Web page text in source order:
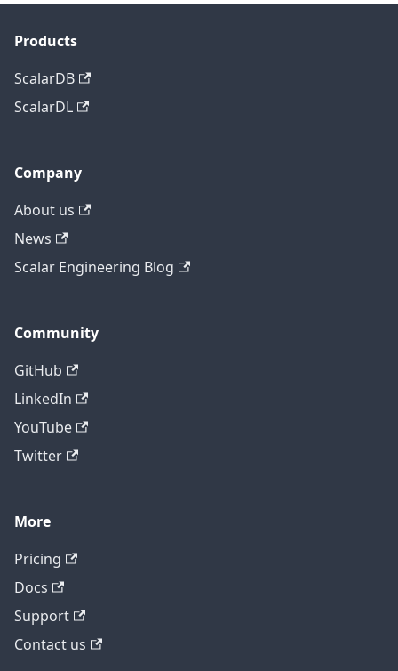
Products
ScalarDB
ScalarDL
Company
About us
News
Scalar Engineering Blog
Community
GitHub
LinkedIn
YouTube
Twitter
More
Pricing
Docs
Support
Contact us